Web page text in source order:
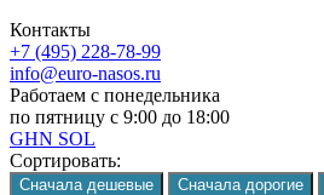
Контакты
+7 (495) 228-78-99
info@euro-nasos.ru
Работаем с понедельника
по пятницу с 9:00 до 18:00
GHN SOL
Сортировать: